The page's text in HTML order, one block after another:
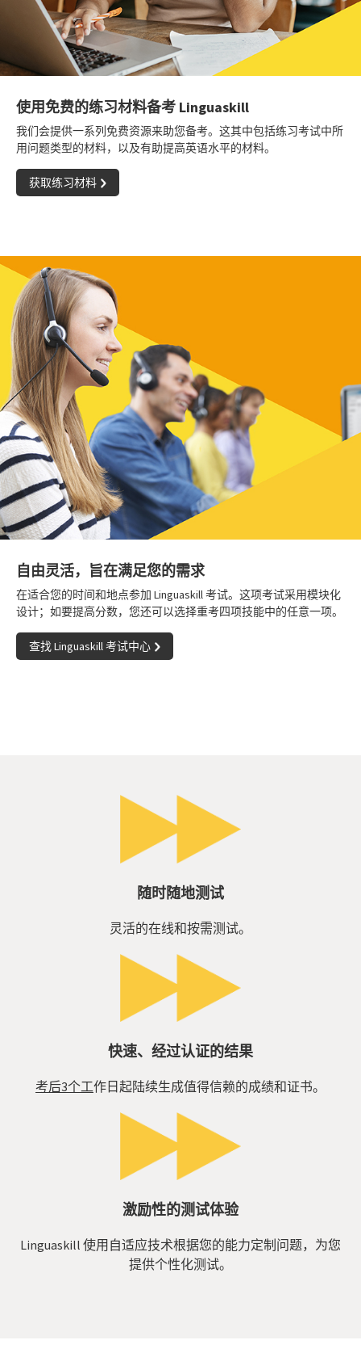
使用免费的练习材料备考 Linguaskill
我们会提供一系列免费资源来助您备考。这其中包括练习考试中所
用问题类型的材料，以及有助提高英语水平的材料。
获取练习材料
自由灵活，旨在满足您的需求
在适合您的时间和地点参加 Linguaskill 考试。这项考试采用模块化
设计；如要提高分数，您还可以选择重考四项技能中的任意一项。
查找 Linguaskill 考试中心
随时随地测试
灵活的在线和按需测试。
快速、经过认证的结果
考后3个工作日起陆续生成值得信赖的成绩和证书。
激励性的测试体验
Linguaskill 使用自适应技术根据您的能力定制问题，为您
提供个性化测试。